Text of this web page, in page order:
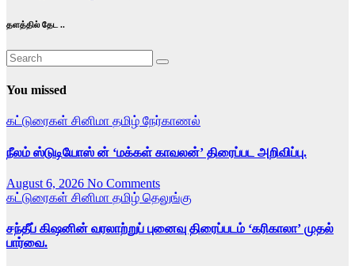
தளத்தில் தேட ..
You missed
கட்டுரைகள் சினிமா தமிழ் நேர்காணல்
நீலம் ஸ்டுடியோஸ் ன் ‘மக்கள் காவலன்’ திரைப்பட அறிவிப்பு.
August 6, 2026 No Comments
கட்டுரைகள் சினிமா தமிழ் தெலுங்கு
சந்தீப் கிஷனின் வரலாற்றுப் புனைவு திரைப்படம் ‘கரிகாலா’ முதல்
பார்வை.